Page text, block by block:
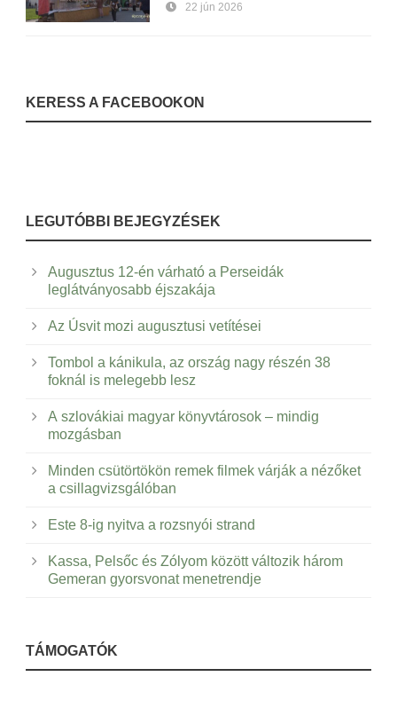
22 jún 2026
KERESS A FACEBOOKON
LEGUTÓBBI BEJEGYZÉSEK
Augusztus 12-én várható a Perseidák
leglátványosabb éjszakája
Az Úsvit mozi augusztusi vetítései
Tombol a kánikula, az ország nagy részén 38
foknál is melegebb lesz
A szlovákiai magyar könyvtárosok – mindig
mozgásban
Minden csütörtökön remek filmek várják a nézőket
a csillagvizsgálóban
Este 8-ig nyitva a rozsnyói strand
Kassa, Pelsőc és Zólyom között változik három
Gemeran gyorsvonat menetrendje
TÁMOGATÓK